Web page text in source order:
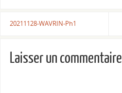
20211128-WAVRIN-Ph1
Laisser un commentaire